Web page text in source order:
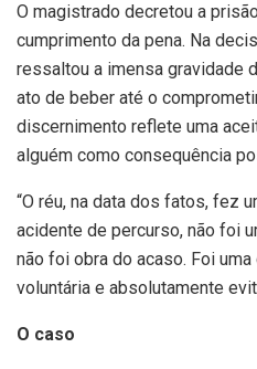
O magistrado decretou a
cumprimento da pena. Na
ressaltou a imensa gravidade
ato de beber até o
discernimento reflete uma
alguém como consequência
“O réu, na data dos fatos, fez
acidente de percurso, não foi
não foi obra do acaso. Foi
voluntária e absolutamente
O caso